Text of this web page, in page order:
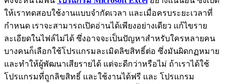
ให้เราทดสอบใช้งานแบบจำกัดเวลา และเมื่อครบระยะเวลาที่
กำหนด เราจะสามารถเปิดอ่านได้เพียงอย่างเดียว แก้ไขราย
ละเอียดในไฟล์ไม่ได้ ซึ่งอาจจะเป็นปัญหาสำหรับใครหลายคน
บางคนก็เลือกใช้โปรแกรมละเมิดลิขสิทธิ์ต่อ ซึ่งมันผิดกฏหมาย
และทำให้ผู้พัฒนาเสียรายได้ แต่จะดีกว่าหรือไม่ ถ้าเราได้ใช้
โปรแกรมที่ถูกลิขสิทธิ์ และใช้งานได้ฟรี และ โปรแกรม